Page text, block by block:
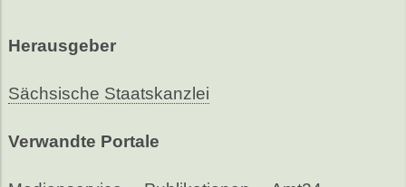
Herausgeber
Sächsische Staatskanzlei
Verwandte Portale